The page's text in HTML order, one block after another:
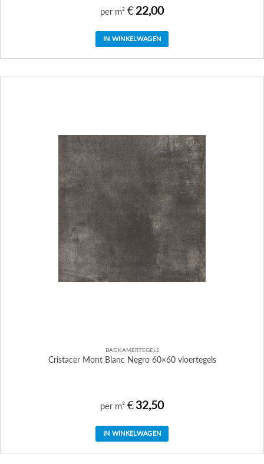
per m² €22,00
IN WINKELWAGEN
BADKAMERTEGELS
Cristacer Mont Blanc Negro 60×60 vloertegels
per m² €32,50
IN WINKELWAGEN